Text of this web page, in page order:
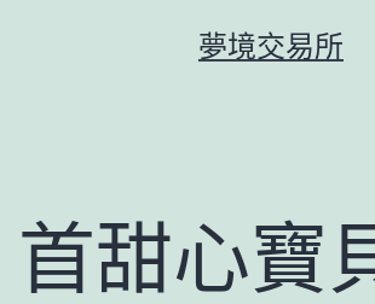
容
夢境交易所
首甜心寶